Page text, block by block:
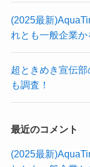
(2025最新
れとも一般企業か
超ときめき宣伝
も調査！
最近のコメント
(2025最新